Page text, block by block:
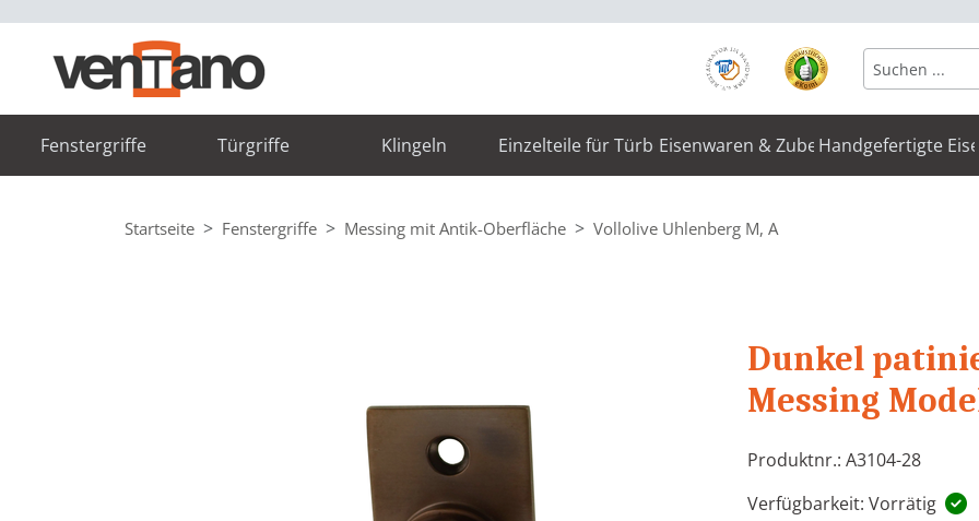
Fenstergriffe Türgriffe Klingeln Einzelteile für TürbeschlägeEisenwaren & ZubehörHandgefertigte
Startseite Fenstergriffe Messing mit Antik-Oberfläche Vollolive Uhlenberg M, A
Dunkel
Messing
Produktnr.: A3104-28
Verfügbarkeit: Vorrätig